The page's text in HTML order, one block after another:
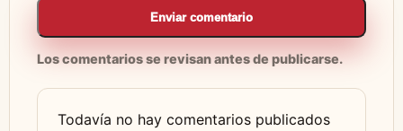
Enviar comentario
Los comentarios se revisan antes de publicarse.
Todavía no hay comentarios publicados